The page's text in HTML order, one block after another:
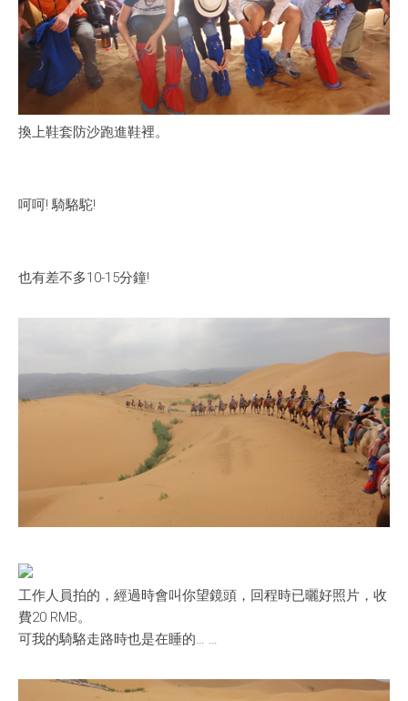
換上鞋套防沙跑進鞋裡。
呵呵! 騎駱駝!
也有差不多10-15分鐘!
工作人員拍的，經過時會叫你望鏡頭，回程時已曬好照片，收
費20 RMB。
可我的騎駱走路時也是在睡的… …